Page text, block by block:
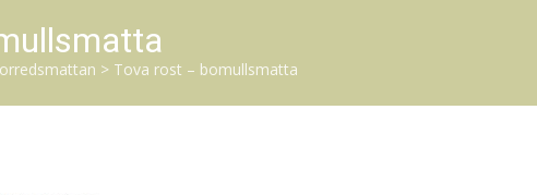
> Tova rost – bomullsmatta